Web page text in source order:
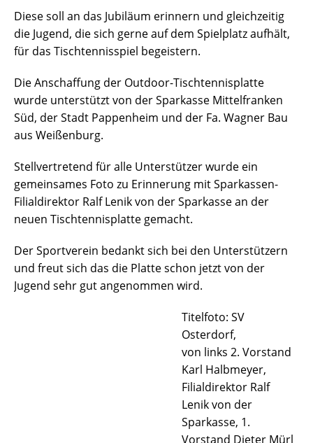
Diese soll an das Jubiläum erinnern und gleichzeitig
die Jugend, die sich gerne auf dem Spielplatz aufhält,
für das Tischtennisspiel begeistern.
Die Anschaffung der Outdoor-Tischtennisplatte
wurde unterstützt von der Sparkasse Mittelfranken
Süd, der Stadt Pappenheim und der Fa. Wagner Bau
aus Weißenburg.
Stellvertretend für alle Unterstützer wurde ein
gemeinsames Foto zu Erinnerung mit Sparkassen-
Filialdirektor Ralf Lenik von der Sparkasse an der
neuen Tischtennisplatte gemacht.
Der Sportverein bedankt sich bei den Unterstützern
und freut sich das die Platte schon jetzt von der
Jugend sehr gut angenommen wird.
Titelfoto: SV
Osterdorf,
von links 2. Vorstand
Karl Halbmeyer,
Filialdirektor Ralf
Lenik von der
Sparkasse, 1.
Vorstand Dieter Mürl